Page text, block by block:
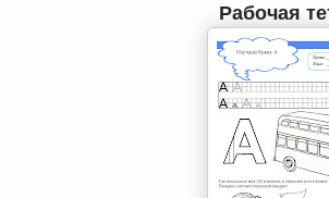
Рабочая